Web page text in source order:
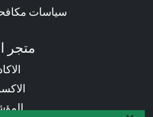
سياسات
متجر